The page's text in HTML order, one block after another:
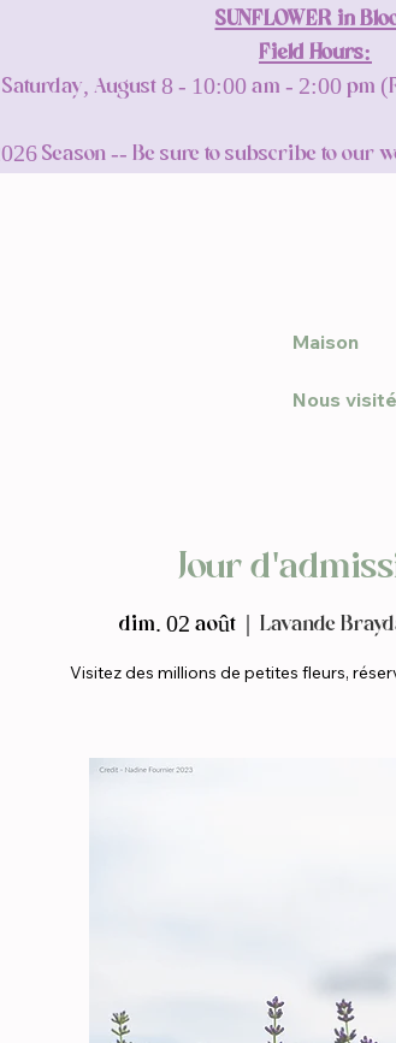
SUNFLOWER in
Field Hours:
Saturday, August 8 - 10:00 am - 2:00 pm
Season -- Be sure to subscribe to our
Maison
Nous visité
Jour
dim. 02 août Lavande
Visitez des millions de petites fleurs,